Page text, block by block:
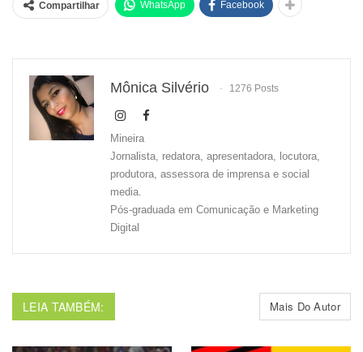
Compartilhar WhatsApp Facebook
Mônica Silvério 1276 Posts
Mineira
Jornalista, redatora, apresentadora, locutora,
produtora, assessora de imprensa e social
media.
Pós-graduada em Comunicação e Marketing
Digital
LEIA TAMBÉM: Mais Do Autor